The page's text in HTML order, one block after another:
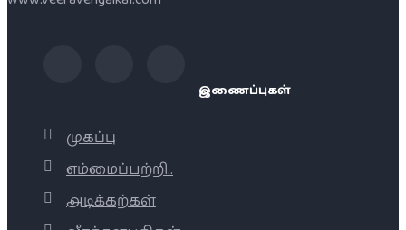
இணைப்புகள்
முகப்பு
எம்மைப்பற்றி..
அடிக்கற்கள்